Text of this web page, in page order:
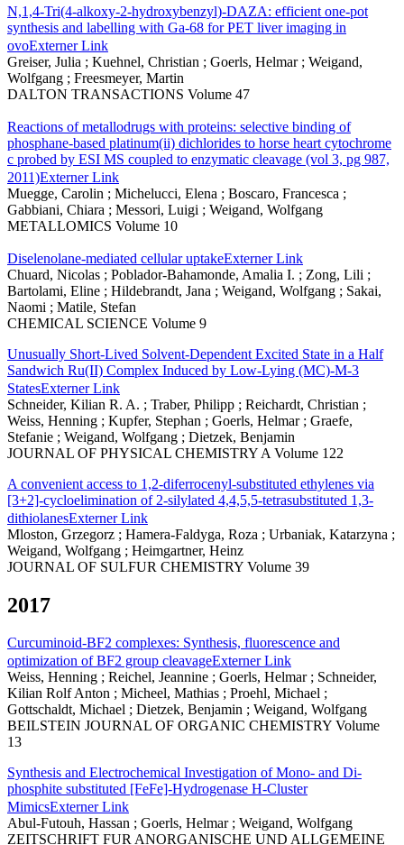
N,1,4-Tri(4-alkoxy-2-hydroxybenzyl)-DAZA: efficient one-pot
synthesis and labelling with Ga-68 for PET liver imaging in
ovoExterner Link
Greiser, Julia ; Kuehnel, Christian ; Goerls, Helmar ; Weigand,
Wolfgang ; Freesmeyer, Martin
DALTON TRANSACTIONS Volume 47
Reactions of metallodrugs with proteins: selective binding of
phosphane-based platinum(ii) dichlorides to horse heart cytochrome
c probed by ESI MS coupled to enzymatic cleavage (vol 3, pg 987,
2011)Externer Link
Muegge, Carolin ; Michelucci, Elena ; Boscaro, Francesca ;
Gabbiani, Chiara ; Messori, Luigi ; Weigand, Wolfgang
METALLOMICS Volume 10
Diselenolane-mediated cellular uptakeExterner Link
Chuard, Nicolas ; Poblador-Bahamonde, Amalia I. ; Zong, Lili ;
Bartolami, Eline ; Hildebrandt, Jana ; Weigand, Wolfgang ; Sakai,
Naomi ; Matile, Stefan
CHEMICAL SCIENCE Volume 9
Unusually Short-Lived Solvent-Dependent Excited State in a Half
Sandwich Ru(II) Complex Induced by Low-Lying (MC)-M-3
StatesExterner Link
Schneider, Kilian R. A. ; Traber, Philipp ; Reichardt, Christian ;
Weiss, Henning ; Kupfer, Stephan ; Goerls, Helmar ; Graefe,
Stefanie ; Weigand, Wolfgang ; Dietzek, Benjamin
JOURNAL OF PHYSICAL CHEMISTRY A Volume 122
A convenient access to 1,2-diferrocenyl-substituted ethylenes via
[3+2]-cycloelimination of 2-silylated 4,4,5,5-tetrasubstituted 1,3-
dithiolanesExterner Link
Mloston, Grzegorz ; Hamera-Faldyga, Roza ; Urbaniak, Katarzyna ;
Weigand, Wolfgang ; Heimgartner, Heinz
JOURNAL OF SULFUR CHEMISTRY Volume 39
2017
Curcuminoid-BF2 complexes: Synthesis, fluorescence and
optimization of BF2 group cleavageExterner Link
Weiss, Henning ; Reichel, Jeannine ; Goerls, Helmar ; Schneider,
Kilian Rolf Anton ; Micheel, Mathias ; Proehl, Michael ;
Gottschaldt, Michael ; Dietzek, Benjamin ; Weigand, Wolfgang
BEILSTEIN JOURNAL OF ORGANIC CHEMISTRY Volume
13
Synthesis and Electrochemical Investigation of Mono- and Di-
phosphite substituted [FeFe]-Hydrogenase H-Cluster
MimicsExterner Link
Abul-Futouh, Hassan ; Goerls, Helmar ; Weigand, Wolfgang
ZEITSCHRIFT FUR ANORGANISCHE UND ALLGEMEINE